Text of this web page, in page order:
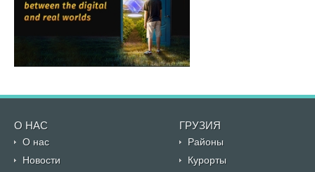
О НАС ГРУЗИЯ
О нас
Районы
Новости
Курорты